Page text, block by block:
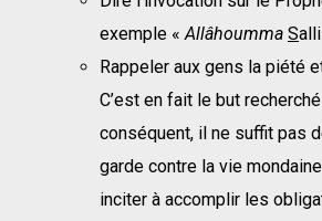
exemple «Allâhoumma S
Rappeler aux gens la piété
C’est en fait le but
conséquent, il ne suffit pas
garde contre la vie
inciter à accomplir les